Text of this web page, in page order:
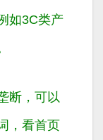
如3C类产
断，可以
，看首页